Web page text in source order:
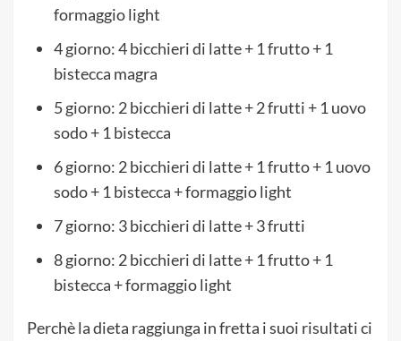
formaggio light
4 giorno: 4 bicchieri di latte + 1 frutto + 1
bistecca magra
5 giorno: 2 bicchieri di latte + 2 frutti + 1 uovo
sodo + 1 bistecca
6 giorno: 2 bicchieri di latte + 1 frutto + 1 uovo
sodo + 1 bistecca + formaggio light
7 giorno: 3 bicchieri di latte + 3 frutti
8 giorno: 2 bicchieri di latte + 1 frutto + 1
bistecca + formaggio light
Perchè la dieta raggiunga in fretta i suoi risultati ci